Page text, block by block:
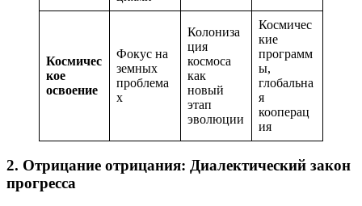
Космичес
кое
освоение
Фокус на
земных
проблема
х
Колониза
ция
космоса
как
новый
этап
эволюции
Космичес
кие
программ
ы,
глобальна
я
кооперац
ия
2. Отрицание отрицания: Диалектический закон
прогресса